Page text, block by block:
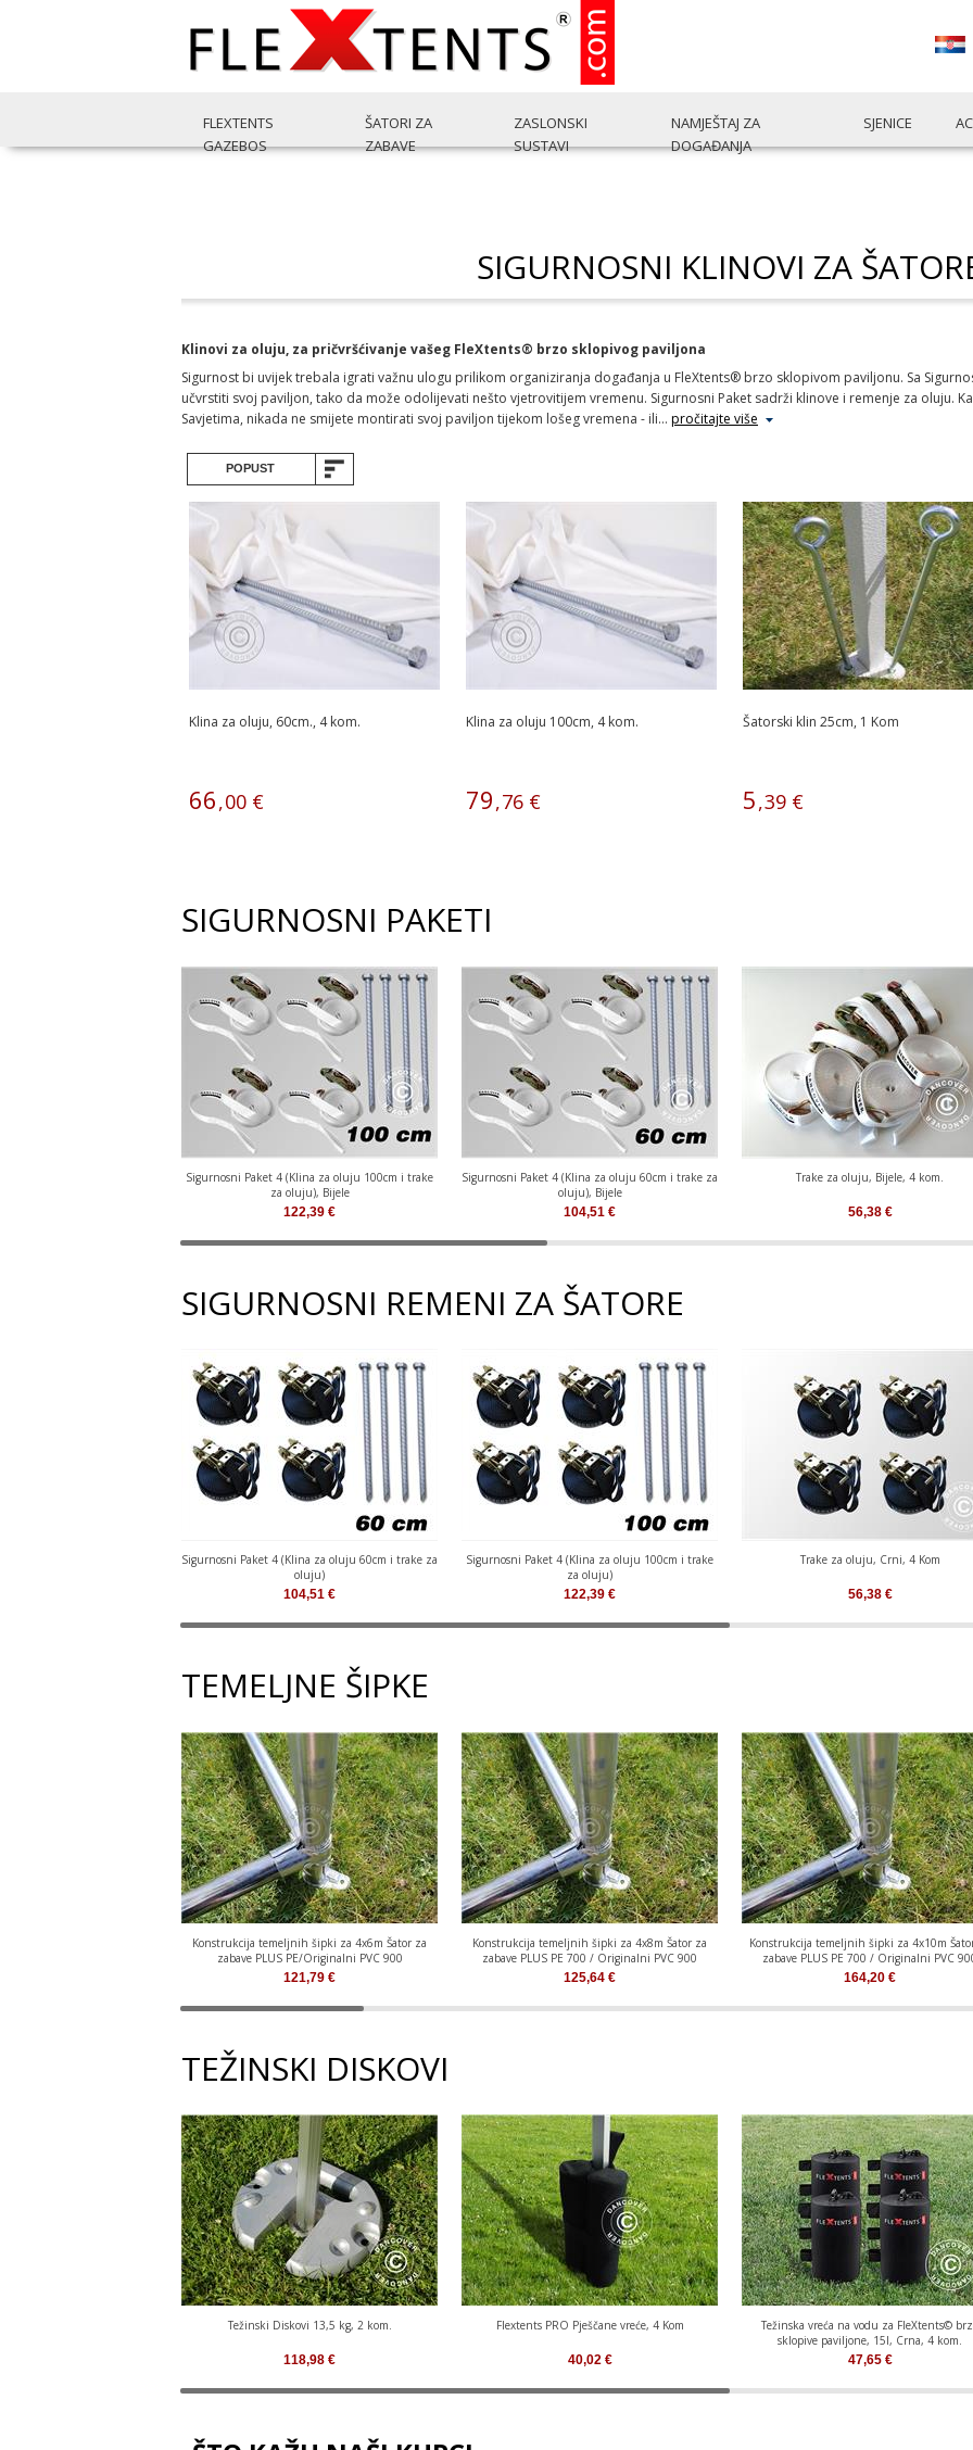
FLEXTENTS
GAZEBOS
ŠATORI ZA
ZABAVE
ZASLONSKI
SUSTAVI
NAMJEŠTAJ ZA
DOGAĐANJA
SJENICE
SIGURNOSNI KLINOVI ZA
Klinovi za oluju, za pričvršćivanje vašeg FleXtents® brzo sklopivog paviljona
Sigurnost bi uvijek trebala igrati važnu ulogu prilikom organiziranja događanja u FleXtents® brzo sklopivom paviljonu. Sa
učvrstiti svoj paviljon, tako da može odolijevati nešto vjetrovitijem vremenu. Sigurnosni Paket sadrži klinove i remenje za oluju.
Savjetima, nikada ne smijete montirati svoj paviljon tijekom lošeg vremena - ili… pročitajte više
POPUST
Klina za oluju, 60cm., 4 kom.
66,00 €
Klina za oluju 100cm, 4 kom.
79,76 €
Šatorski klin 25cm, 1 Kom
5,39 €
SIGURNOSNI PAKETI
Sigurnosni Paket 4 (Klina za oluju 100cm i trake
za oluju), Bijele
122,39 €
Sigurnosni Paket 4 (Klina za oluju 60cm i trake za
oluju), Bijele
104,51 €
Trake za oluju, Bijele, 4 kom.
56,38€
SIGURNOSNI REMENI ZA ŠATORE
Sigurnosni Paket 4 (Klina za oluju 60cm i trake za
oluju)
104,51 €
Sigurnosni Paket 4 (Klina za oluju 100cm i trake
za oluju)
122,39 €
Trake za oluju, Crni, 4 Kom
56,38€
TEMELJNE ŠIPKE
Konstrukcija temeljnih šipki za 4x6m Šator za
zabave PLUS PE/Originalni PVC 900
121,79 €
Konstrukcija temeljnih šipki za 4x8m Šator za
zabave PLUS PE 700 / Originalni PVC 900
125,64 €
Konstrukcija temeljnih šipki za 4x10m
zabave PLUS PE 700 / Originalni PVC
164,20 €
TEŽINSKI DISKOVI
Težinski Diskovi 13,5 kg, 2 kom.
118,98 €
Flextents PRO Pješčane vreće, 4 Kom
40,02€
Težinska vreća na vodu za FleXtents©
sklopive paviljone, 15l, Crna, 4 kom.
47,65€